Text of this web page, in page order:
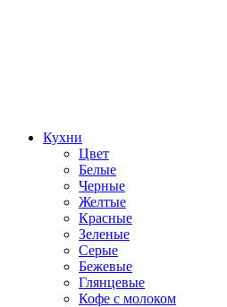
Кухни
Цвет
Белые
Черные
Желтые
Красные
Зеленые
Серые
Бежевые
Глянцевые
Кофе с молоком